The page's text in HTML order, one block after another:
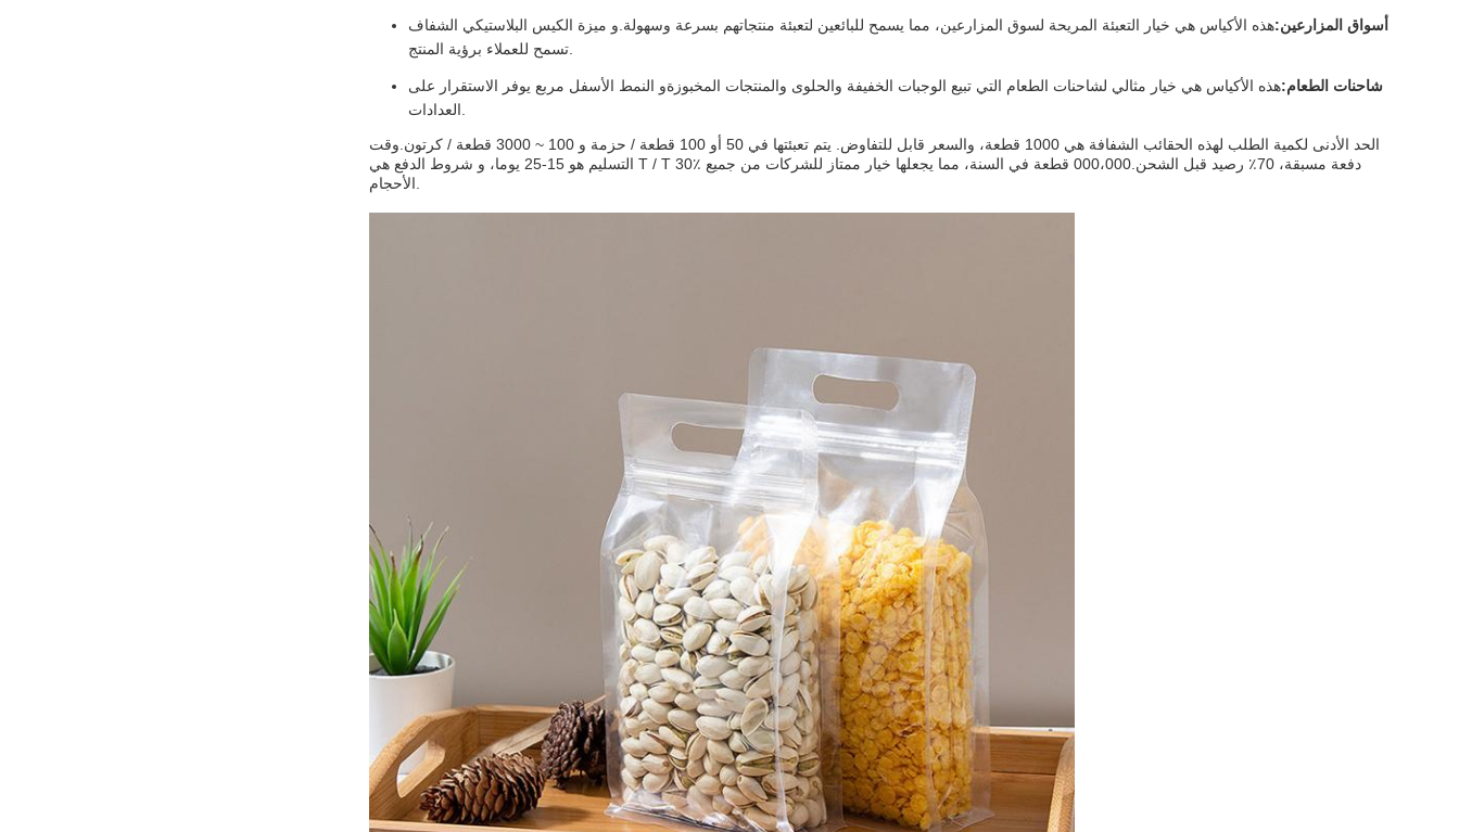
أسواق المزارعين:هذه الأكياس هي خيار التعبئة المريحة لسوق المزارعين، مما يسمح للبائعين لتعبئة منتجاتهم بسرعة وسهولة.و ميزة الكيس البلاستيكي الشفاف
شاحنات الطعام:هذه الأكياس هي خيار مثالي لشاحنات الطعام التي تبيع الوجبات الخفيفة والحلوى والمنتجات المخبوزةو النمط الأسفل مربع يوفر الاستقرار على
الحد الأدنى لكمية الطلب لهذه الحقائب الشفافة هي 1000 قطعة، والسعر قابل للتفاوض. يتم تعبئتها في 50 أو 100 قطعة / حزمة و 100 ~ 3000 قطعة / كرتون.وقت
التسليم هو 15-25 يوما، و شروط الدفع هي T / T 30٪ دفعة مسبقة، 70٪ رصيد قبل الشحن.000،000 قطعة في السنة، مما يجعلها خيار ممتاز للشركات من جميع